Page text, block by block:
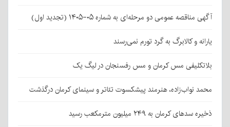
آگهی مناقصه عمومی دو مرحله‌ای به شماره ۰۵-۱۴۰۵ (تجدید اول)
یارانه و کالابرگ به گرد تورم نمی‌رسند
بلاتکلیفی مس کرمان و مس رفسنجان در لیگ یک
محمد نواب‌زاده، هنرمند پیشکسوت تئاتر و سینمای کرمان درگذشت
ذخیره سدهای کرمان به ۲۴۹ میلیون مترمکعب رسید